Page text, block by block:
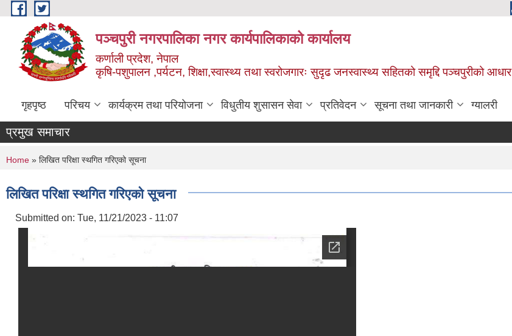
Skip to main content
पञ्चपुरी नगरपालिका नगर कार्यपालिकाको कार्यालय
कर्णाली प्रदेश, नेपाल
कृषि-पशुपालन ,पर्यटन, शिक्षा,स्वास्थ्य तथा स्वरोजगारः सुदृढ जनस्वास्थ्य सहितको समृद्दि पञ्चपुरीको आधार
गृहपृष्ठ परिचय कार्यक्रम तथा परियोजना विधुतीय शुसासन सेवा प्रतिवेदन सूचना तथा जानकारी ग्यालरी
प्रमुख समाचार
You are here
Home » लिखित परिक्षा स्थगित गरिएको सूचना
लिखित परिक्षा स्थगित गरिएको सूचना
Submitted on: Tue, 11/21/2023 - 11:07